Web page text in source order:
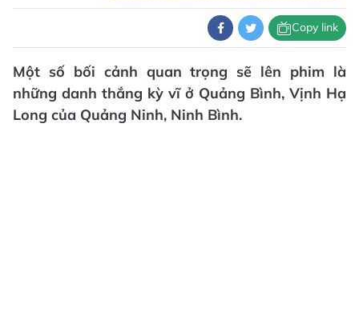
Copy link
Một số bối cảnh quan trọng sẽ lên phim là
những danh thắng kỳ vĩ ở Quảng Bình, Vịnh Hạ
Long của Quảng Ninh, Ninh Bình.